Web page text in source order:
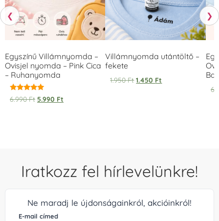
❮
Egyszínű Villámnyomda –
Ovisjel nyomda – Pink Cica
– Ruhanyomda
Értékelés:
5.00
6.990Ft 5.990 Ft
Villámnyomda utántöltő –
fekete
1.950Ft 1.450 Ft
❯
Iratkozz fel hírlevelünkre!
Ne maradj le újdonságainkról, akcióinkról!
E-mail címed